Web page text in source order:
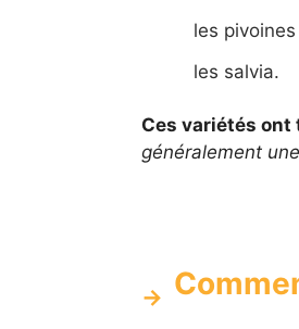
les pivoines
les salvia.
Ces variétés
généralement